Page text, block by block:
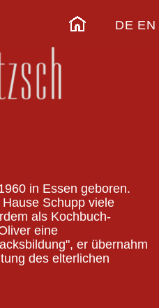
DE EN
in Essen geboren.
Schupp viele
als Kochbuch-
eine
er übernahm
des elterlichen